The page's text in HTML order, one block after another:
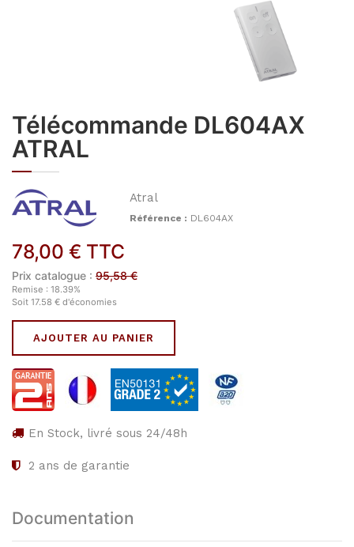
Télécommande DL604AX
ATRAL
Atral
Référence : DL604AX
78,00 € TTC
Prix catalogue : 95,58€
Remise : 18.39%
Soit 17.58 € d'économies
AJOUTER AU PANIER
En Stock, livré sous 24/48h
2 ans de garantie
Documentation